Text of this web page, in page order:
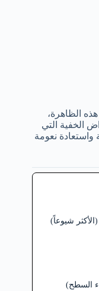
الظاهرة،
الخفية التي
نعومة
(الأكثر شيوعاً)
السطح)